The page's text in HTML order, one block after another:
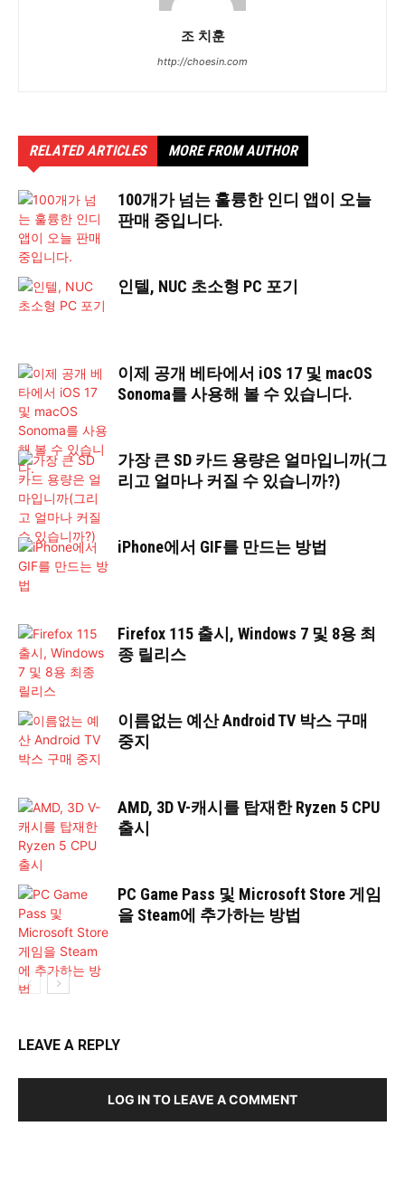
조 치훈
http://choesin.com
RELATED ARTICLES MORE FROM AUTHOR
100개가 넘는 훌륭한 인디 앱이 오늘
판매 중입니다.
인텔, NUC 초소형 PC 포기
이제 공개 베타에서 iOS 17 및 macOS
Sonoma를 사용해 볼 수 있습니다.
가장 큰 SD 카드 용량은 얼마입니까(그
리고 얼마나 커질 수 있습니까?)
iPhone에서 GIF를 만드는 방법
Firefox 115 출시, Windows 7 및 8용 최
종 릴리스
이름없는 예산 Android TV 박스 구매
중지
AMD, 3D V-캐시를 탑재한 Ryzen 5 CPU
출시
PC Game Pass 및 Microsoft Store 게임
을 Steam에 추가하는 방법
LEAVE A REPLY
LOG IN TO LEAVE A COMMENT